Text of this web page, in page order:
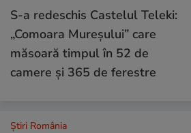
S-a redeschis Castelul Teleki:
„Comoara Mureșului” care
măsoară timpul în 52 de
camere și 365 de ferestre
Știri România